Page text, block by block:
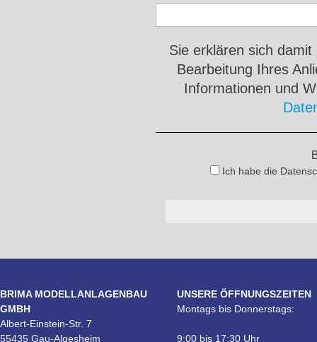
Sie erklären sich
Bearbeitung Ihres
Informationen und
Ich habe die
BRIMA MODELLANLAGENBAU
GMBH
Albert-Einstein-Str. 7
55435 Gau-Algesheim
UNSERE ÖFFNUNGSZEITEN
Montags bis Donnerstags:
9:00 bis 17:30 Uhr